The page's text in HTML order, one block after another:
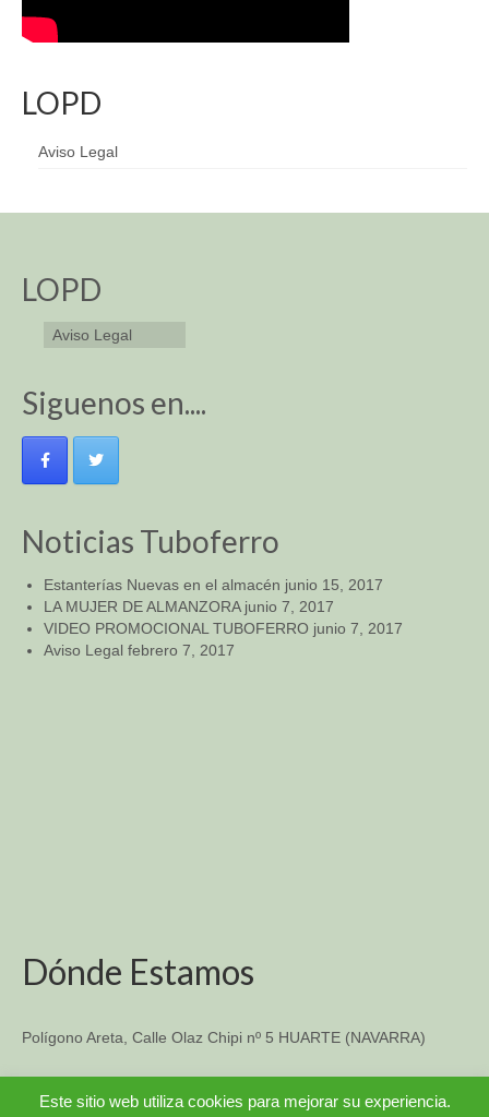
LOPD
Aviso Legal
LOPD
Aviso Legal
Siguenos en....
Noticias Tuboferro
Estanterías Nuevas en el almacén junio 15, 2017
LA MUJER DE ALMANZORA junio 7, 2017
VIDEO PROMOCIONAL TUBOFERRO junio 7, 2017
Aviso Legal febrero 7, 2017
Dónde Estamos
Polígono Areta, Calle Olaz Chipi nº 5 HUARTE (NAVARRA)
TFO: 948 33-14-57
Este sitio web utiliza cookies para mejorar su experiencia.